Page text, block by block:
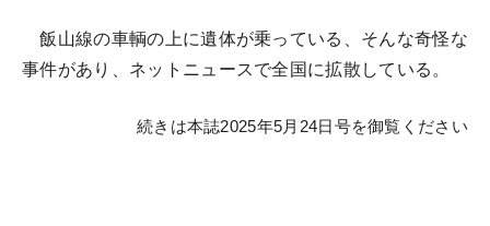
飯山線の車輌の上に遺体が乗っている、そんな奇怪な
事件があり、ネットニュースで全国に拡散している。
続きは本誌2025年5月24日号を御覧ください